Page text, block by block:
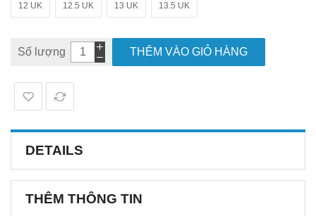
12 UK 12.5 UK 13 UK 13.5 UK
Số lượng THÊM VÀO GIỎ HÀNG
DETAILS
THÊM THÔNG TIN